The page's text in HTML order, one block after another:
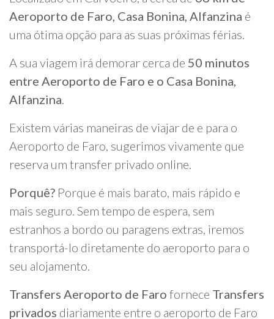
Aeroporto de Faro, Casa Bonina, Alfanzina é
uma ótima opção para as suas próximas férias.
A sua viagem irá demorar cerca de 50 minutos
entre Aeroporto de Faro e o Casa Bonina,
Alfanzina.
Existem várias maneiras de viajar de e para o
Aeroporto de Faro, sugerimos vivamente que
reserva um transfer privado online.
Porquê? Porque é mais barato, mais rápido e
mais seguro. Sem tempo de espera, sem
estranhos a bordo ou paragens extras, iremos
transportá-lo diretamente do aeroporto para o
seu alojamento.
Transfers Aeroporto de Faro fornece Transfers
privados diariamente entre o aeroporto de Faro